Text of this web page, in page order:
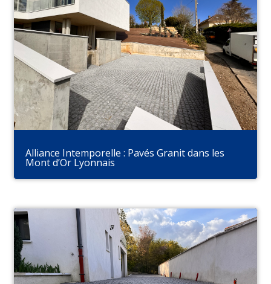
Alliance Intemporelle : Pavés Granit dans les
Mont d’Or Lyonnais